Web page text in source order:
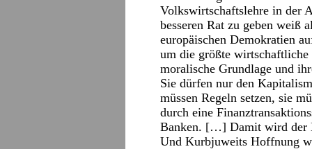
Volkswirtschaftslehre in der
besseren Rat zu geben
europäischen Demokratien
um die größte
moralische Grundlage und
Sie dürfen nur den
müssen Regeln setzen, sie
durch eine
Banken. […] Damit wird der
Und Kurbjuweits Hoffnung